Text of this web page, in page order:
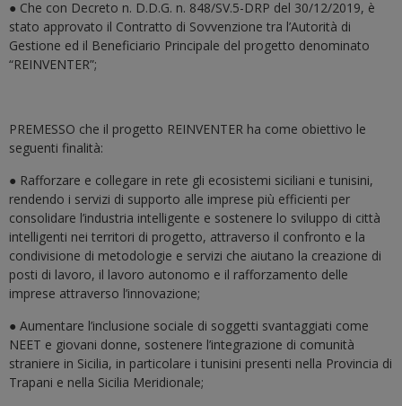
● Che con Decreto n. D.D.G. n. 848/SV.5-DRP del 30/12/2019, è
stato approvato il Contratto di Sovvenzione tra l’Autorità di
Gestione ed il Beneficiario Principale del progetto denominato
“REINVENTER”;
PREMESSO che il progetto REINVENTER ha come obiettivo le
seguenti finalità:
● Rafforzare e collegare in rete gli ecosistemi siciliani e tunisini,
rendendo i servizi di supporto alle imprese più efficienti per
consolidare l’industria intelligente e sostenere lo sviluppo di città
intelligenti nei territori di progetto, attraverso il confronto e la
condivisione di metodologie e servizi che aiutano la creazione di
posti di lavoro, il lavoro autonomo e il rafforzamento delle
imprese attraverso l’innovazione;
● Aumentare l’inclusione sociale di soggetti svantaggiati come
NEET e giovani donne, sostenere l’integrazione di comunità
straniere in Sicilia, in particolare i tunisini presenti nella Provincia di
Trapani e nella Sicilia Meridionale;